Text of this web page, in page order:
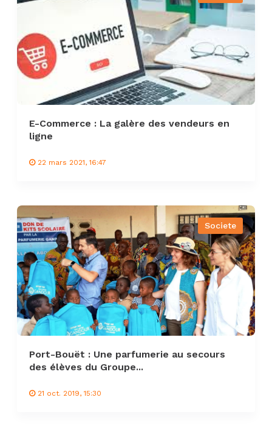
E-Commerce : La galère des vendeurs en
ligne
22 mars 2021, 16:47
Societe
Port-Bouët : Une parfumerie au secours
des élèves du Groupe...
21 oct. 2019, 15:30